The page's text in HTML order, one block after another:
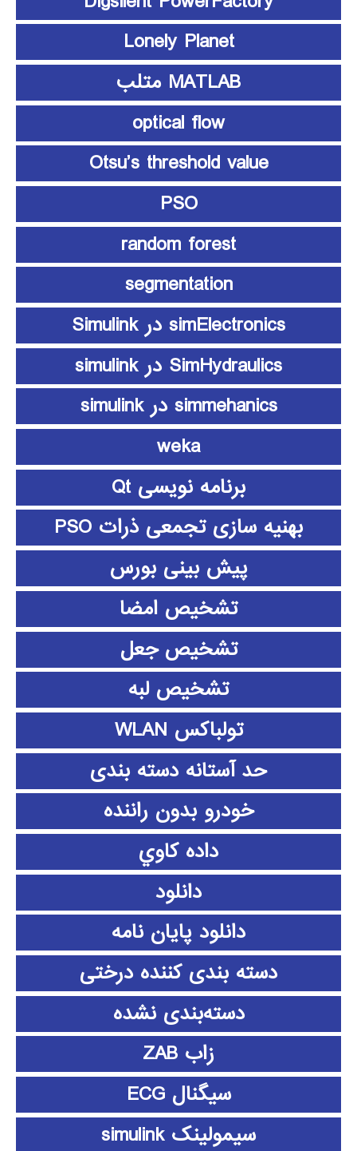
Lonely Planet
MATLAB متلب
optical flow
Otsu’s threshold value
PSO
random forest
segmentation
simElectronics در Simulink
SimHydraulics در simulink
simmehanics در simulink
weka
برنامه نویسی Qt
بهنیه سازی تجمعی ذرات PSO
پیش بینی بورس
تشخیص امضا
تشخیص جعل
تشخیص لبه
تولباکس WLAN
حد آستانه دسته بندی
خودرو بدون راننده
داده كاوي
دانلود
دانلود پايان نامه
دسته بندی کننده درختی
دسته‌بندی نشده
زاب ZAB
سیگنال ECG
سیمولینک simulink